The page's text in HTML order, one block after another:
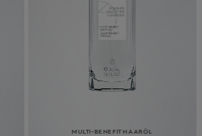
MULTI-BENEFIT HAARÖL